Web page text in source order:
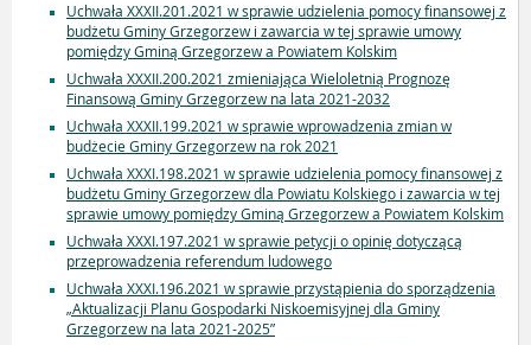
Uchwała XXXII.201.2021 w sprawie udzielenia pomocy finansowej z
budżetu Gminy Grzegorzew i zawarcia w tej sprawie umowy
pomiędzy Gminą Grzegorzew a Powiatem Kolskim
Uchwała XXXII.200.2021 zmieniająca Wieloletnią Prognozę
Finansową Gminy Grzegorzew na lata 2021-2032
Uchwała XXXII.199.2021 w sprawie wprowadzenia zmian w
budżecie Gminy Grzegorzew na rok 2021
Uchwała XXXI.198.2021 w sprawie udzielenia pomocy finansowej z
budżetu Gminy Grzegorzew dla Powiatu Kolskiego i zawarcia w tej
sprawie umowy pomiędzy Gminą Grzegorzew a Powiatem Kolskim
Uchwała XXXI.197.2021 w sprawie petycji o opinię dotyczącą
przeprowadzenia referendum ludowego
Uchwała XXXI.196.2021 w sprawie przystąpienia do sporządzenia
„Aktualizacji Planu Gospodarki Niskoemisyjnej dla Gminy
Grzegorzew na lata 2021-2025”